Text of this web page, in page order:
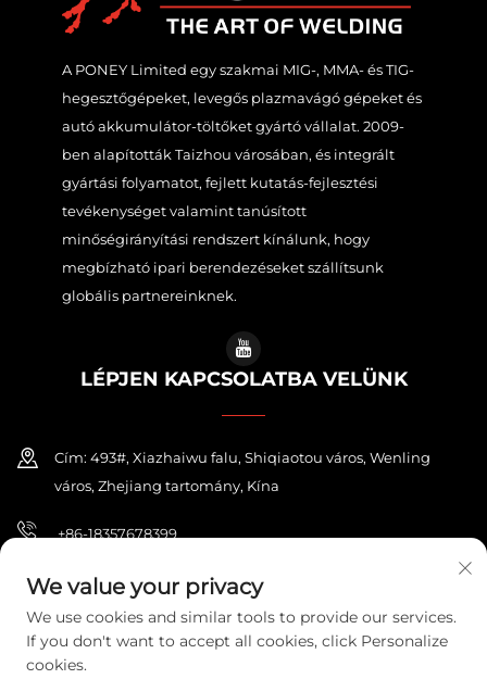
A PONEY Limited egy szakmai MIG-, MMA- és TIG-
hegesztőgépeket, levegős plazmavágó gépeket és
autó akkumulátor-töltőket gyártó vállalat. 2009-
ben alapították Taizhou városában, és integrált
gyártási folyamatot, fejlett kutatás-fejlesztési
tevékenységet valamint tanúsított
minőségirányítási rendszert kínálunk, hogy
megbízható ipari berendezéseket szállítsunk
globális partnereinknek.
LÉPJEN KAPCSOLATBA VELÜNK
Cím: 493#, Xiazhaiwu falu, Shiqiaotou város, Wenling
város, Zhejiang tartomány, Kína
+86-18357678399
[email protected]
Copyright © 2026 ZHEJIANG PONEY ELECTRIC CO.,LTD. Minden jog
We value your privacy
We use cookies and similar tools to provide our services.
If you don't want to accept all cookies, click Personalize
cookies.